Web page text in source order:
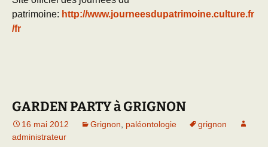
patrimoine: http://www.journeesdupatrimoine.culture.fr
/fr
GARDEN PARTY à GRIGNON
16 mai 2012 Grignon, paléontologie
grignon
administrateur